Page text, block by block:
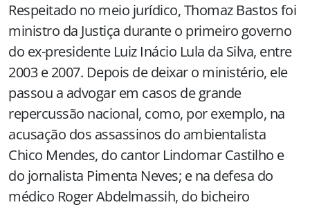
Respeitado no meio jurídico, Thomaz Bastos foi
ministro da Justiça durante o primeiro governo
do ex-presidente Luiz Inácio Lula da Silva, entre
2003 e 2007. Depois de deixar o ministério, ele
passou a advogar em casos de grande
repercussão nacional, como, por exemplo, na
acusação dos assassinos do ambientalista
Chico Mendes, do cantor Lindomar Castilho e
do jornalista Pimenta Neves; e na defesa do
médico Roger Abdelmassih, do bicheiro